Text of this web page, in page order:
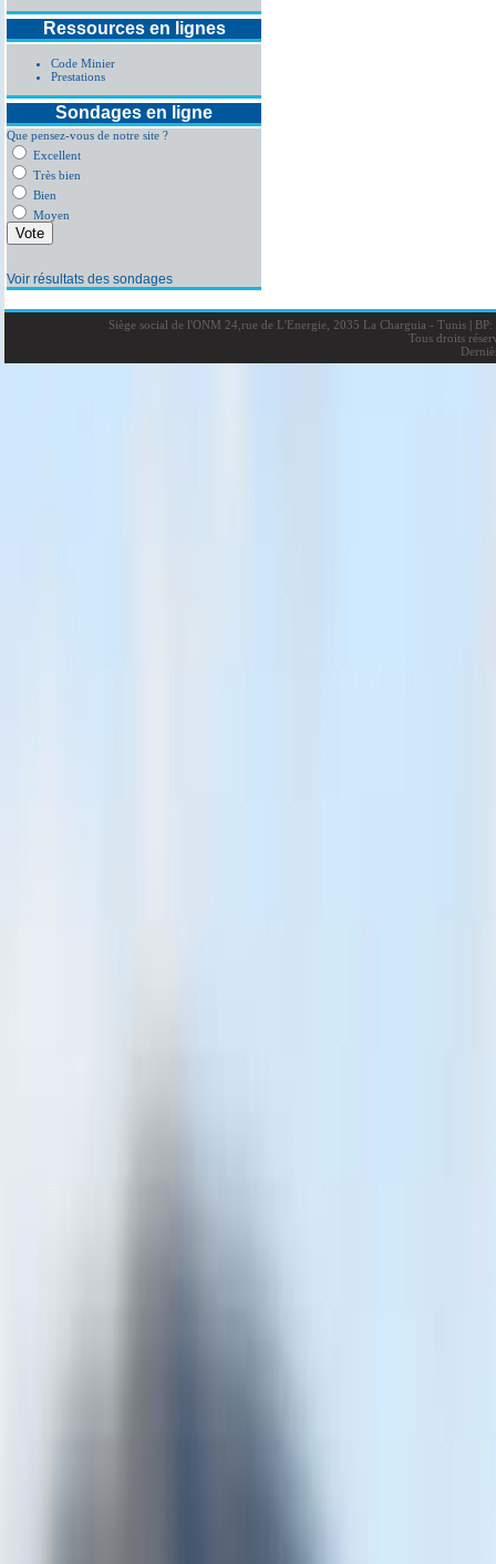
Ressources en lignes
Code Minier
Prestations
Sondages en ligne
Que pensez-vous de notre site ?
Excellent
Très bien
Bien
Moyen
Voir résultats des sondages
Siège social de l'ONM 24,rue de L'Energie, 2035 La Charguia - Tunis |BP:
Tous droits